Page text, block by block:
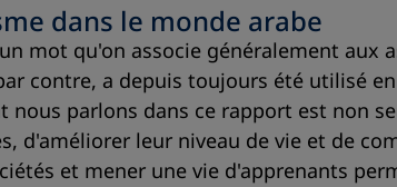
dans le monde arabe
mot qu'on associe généralement
contre, a depuis toujours été utilisé
nous parlons dans ce rapport est non
d'améliorer leur niveau de vie et de
et mener une vie d'apprenants